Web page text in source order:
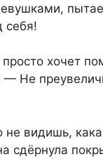
себя!
хочет
— Не
видишь,
сдёрнула